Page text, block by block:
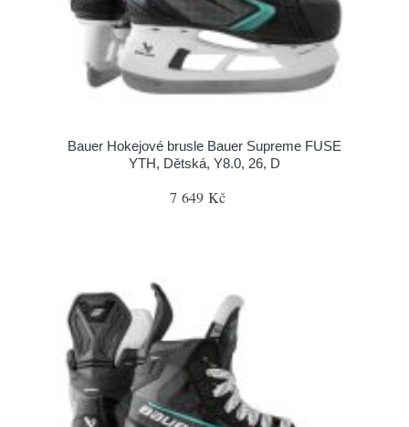
Bauer Hokejové brusle Bauer Supreme FUSE
YTH, Dětská, Y8.0, 26, D
7 649 Kč